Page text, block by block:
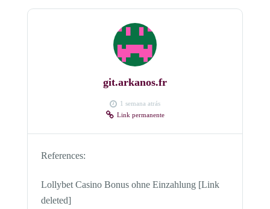
git.arkanos.fr
1 semana atrás
Link permanente
References:
Lollybet Casino Bonus ohne Einzahlung [Link
deleted]